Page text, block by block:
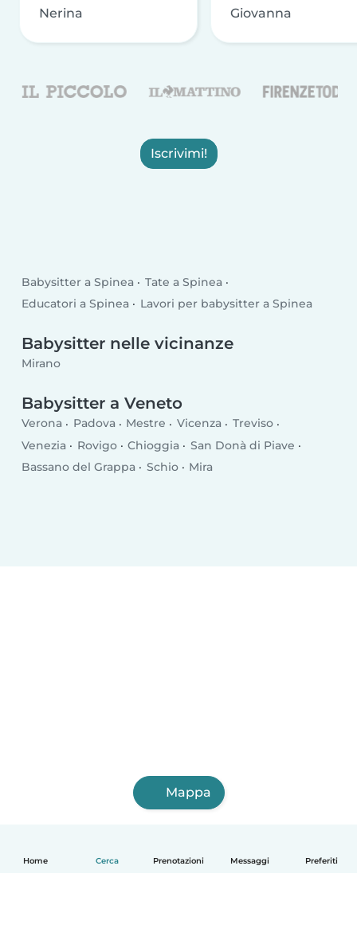
Home Cerca Prenotazioni Messaggi Preferiti
Nerina Giovanna
Iscrivimi!
Babysitter a Spinea
Tate a Spinea
Educatori a Spinea
Lavori per babysitter a Spinea
Babysitter nelle vicinanze
Mirano
Babysitter a Veneto
Verona Padova Mestre Vicenza
Treviso
Venezia
Rovigo Chioggia
San Donà di Piave
Bassano del Grappa
Schio Mira
Mappa